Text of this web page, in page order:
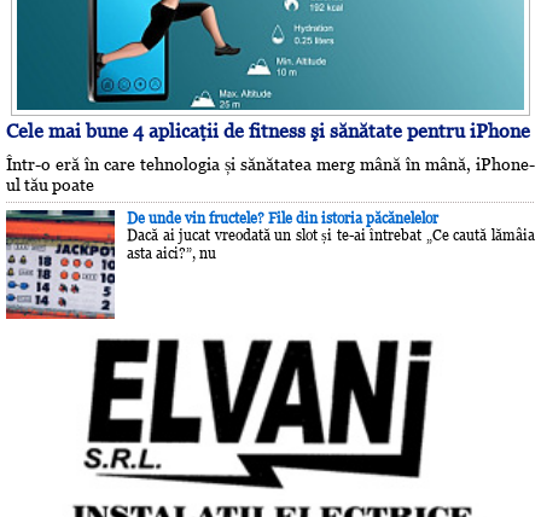
Cele mai bune 4 aplicaţii de fitness şi sănătate pentru iPhone
Într-o eră în care tehnologia și sănătatea merg mână în mână, iPhone-
ul tău poate
De unde vin fructele? File din istoria păcănelelor
Dacă ai jucat vreodată un slot și te-ai întrebat „Ce caută lămâia
asta aici?”, nu